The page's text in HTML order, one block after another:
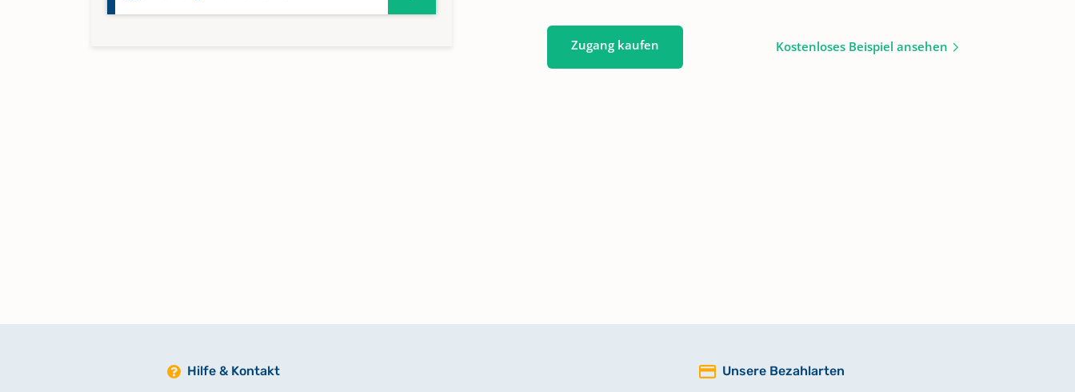
Zugang kaufen Kostenloses Beispiel ansehen
Hilfe & Kontakt Unsere Bezahlarten